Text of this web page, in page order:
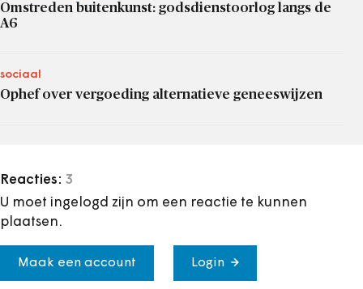
Omstreden buitenkunst: godsdienstoorlog langs de
A6
sociaal
Ophef over vergoeding alternatieve geneeswijzen
Reacties: 3
U moet ingelogd zijn om een reactie te kunnen
plaatsen.
Maak een account Login